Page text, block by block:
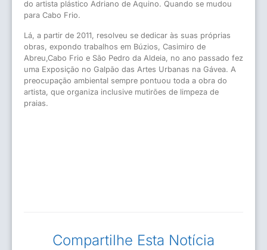
do artista plástico Adriano de Aquino. Quando se mudou
para Cabo Frio.
Lá, a partir de 2011, resolveu se dedicar às suas próprias
obras, expondo trabalhos em Búzios, Casimiro de
Abreu,Cabo Frio e São Pedro da Aldeia, no ano passado fez
uma Exposição no Galpão das Artes Urbanas na Gávea. A
preocupação ambiental sempre pontuou toda a obra do
artista, que organiza inclusive mutirões de limpeza de
praias.
Compartilhe Esta Notícia